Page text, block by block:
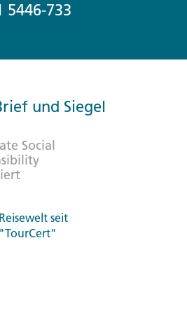
5446-733
und Siegel
seit